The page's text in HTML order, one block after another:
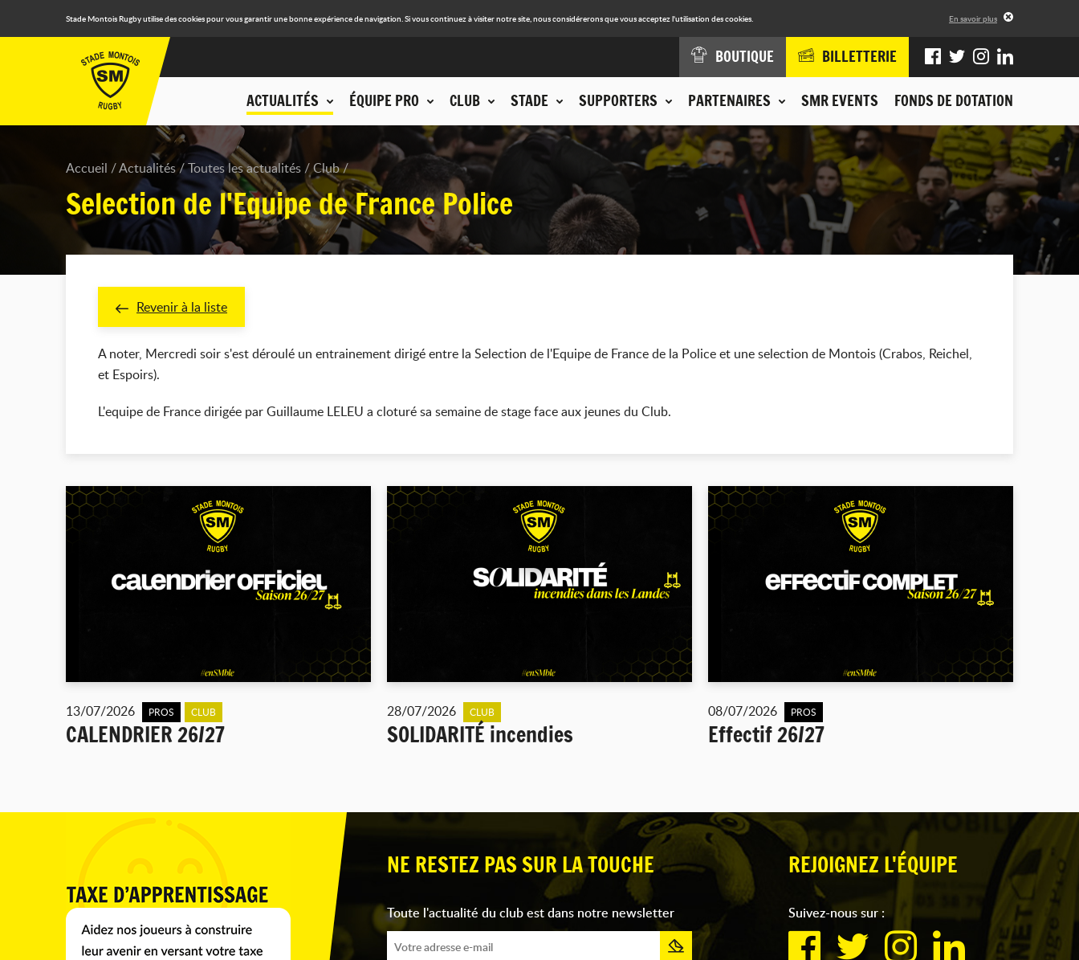
Stade Montois Rugby utilise des cookies pour vous garantir une bonne expérience de navigation. Si vous continuez à visiter notre site, nous considérerons que vous acceptez l'utilisation des cookies. En savoir plus
ACTUALITÉS ÉQUIPE PRO CLUB STADE SUPPORTERS PARTENAIRES SMR EVENTS FONDS DE DOTATION
BOUTIQUE BILLETTERIE
Accueil Actualités Toutes les actualités Club
Selection de l'Equipe de France Police
Revenir à la liste
A noter, Mercredi soir s'est déroulé un entrainement dirigé entre la Selection de l'Equipe de France de la Police et une selection de Montois (Crabos, Reichel,
et Espoirs).
L'equipe de France dirigée par Guillaume LELEU a cloturé sa semaine de stage face aux jeunes du Club.
13/07/2026 PROS CLUB
CALENDRIER 26/27
28/07/2026 CLUB
SOLIDARITÉ incendies
08/07/2026 PROS
Effectif 26/27
NE RESTEZ PAS SUR LA TOUCHE
Toute l'actualité du club est dans notre newsletter
REJOIGNEZ L'ÉQUIPE
Suivez-nous sur :